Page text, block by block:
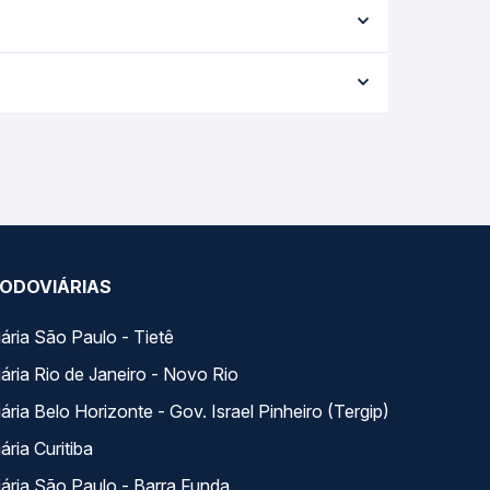
na data desejada.
oferta para o seu roteiro.
São Paulo - Tietê
Rio de Janeiro - Novo Rio
Belo Horizonte - Gov. Israel Pinheiro (Tergip)
Curitiba
São Paulo - Barra Funda